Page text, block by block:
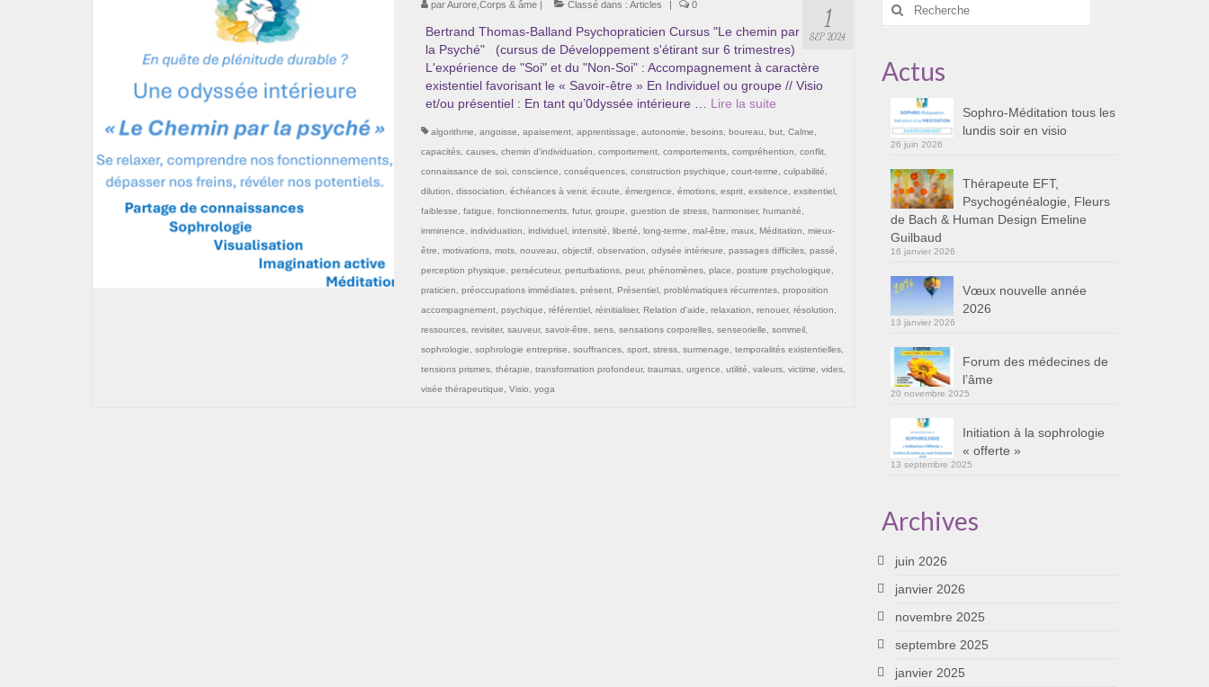
1
SEP 2024
parAurore,Corps & âme| Classé dans : Articles | 0
Bertrand Thomas-Balland Psychopraticien Cursus "Le chemin par
la Psyché" (cursus de Développement s'étirant sur 6 trimestres)
L'expérience de "Soi" et du "Non-Soi" : Accompagnement à caractère
existentiel favorisant le « Savoir-être » En Individuel ou groupe // Visio
et/ou présentiel : En tant qu’0dyssée intérieure … Lire la suite­­
algorithme angoisse apaisement, apprentissage autonomie besoins, boureau but, Calme
capacités, causes, chemin d'individuation comportement, comportements, compréhention conflit,
connaissance de soi, conscience conséquences, construction psychique court-terme culpabilité
dilution
dissociation échéances à venir, écoute émergence émotions, esprit, exsitence exsitentiel,
faiblesse
fatigue fonctionnements, futur, groupe guestion de stress, harmoniser, humanité
imminence
individuation individuel, intensité liberté long-terme mal-être maux, Méditation
mieux-
être
motivations, mots, nouveau objectif, observation odysée intérieure passages difficiles, passé
perception physique
persécuteur, perturbations, peur, phénomènes, place posture psychologique
praticien
préoccupations immédiates, présent, Présentiel, problématiques récurrentes, proposition
accompagnement, psychique référentiel, réinitialiser, Relation d'aide relaxation renouer, résolution
ressources, revisiter, sauveur, savoir-être sens, sensations corporelles, senseorielle sommeil,
sophrologie
sophrologie entreprise souffrances, sport, stress, surmenage temporalités existentielles,
tensions prismes, thérapie transformation profondeur, traumas, urgence utilité valeurs, victime vides,
visée thérapeutique
Visio yoga
Actus
Sophro-Méditation tous les
lundis soir en visio
26 juin 2026
Thérapeute EFT,
Psychogénéalogie, Fleurs
de Bach & Human Design Emeline
Guilbaud
16 janvier 2026
Vœux nouvelle année
2026
13 janvier 2026
Forum des médecines de
l’âme
20 novembre 2025
Initiation à la sophrologie
« offerte »
13 septembre 2025
Archives
juin 2026
janvier 2026
novembre 2025
septembre 2025
janvier 2025